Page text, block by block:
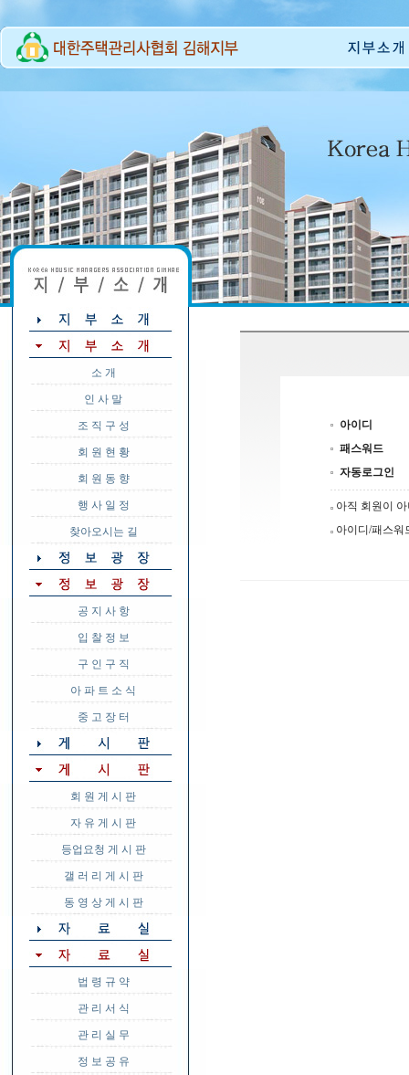
소 개
인 사 말
조 직 구 성
회 원 현 황
회 원 동 향
행 사 일 정
찾아오시는 길
공 지 사 항
입 찰 정 보
구 인 구 직
아 파 트 소 식
중 고 장 터
회 원 게 시 판
자 유 게 시 판
등업요청 게 시 판
갤 러 리 게 시 판
동 영 상 게 시 판
법 령 규 약
관 리 서 식
관 리 실 무
정 보 공 유
아이디
패스워드
자동로그인
아직 회원이
아이디/패스